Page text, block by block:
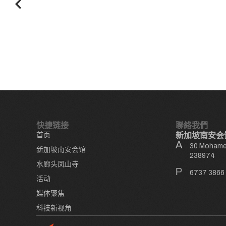
快捷链接
首页
新加坡南安会馆
水廊头凤山寺
活动
媒体聚焦
科技新视角
聯絡我們
新加坡南安会
30
238974
6737 3866